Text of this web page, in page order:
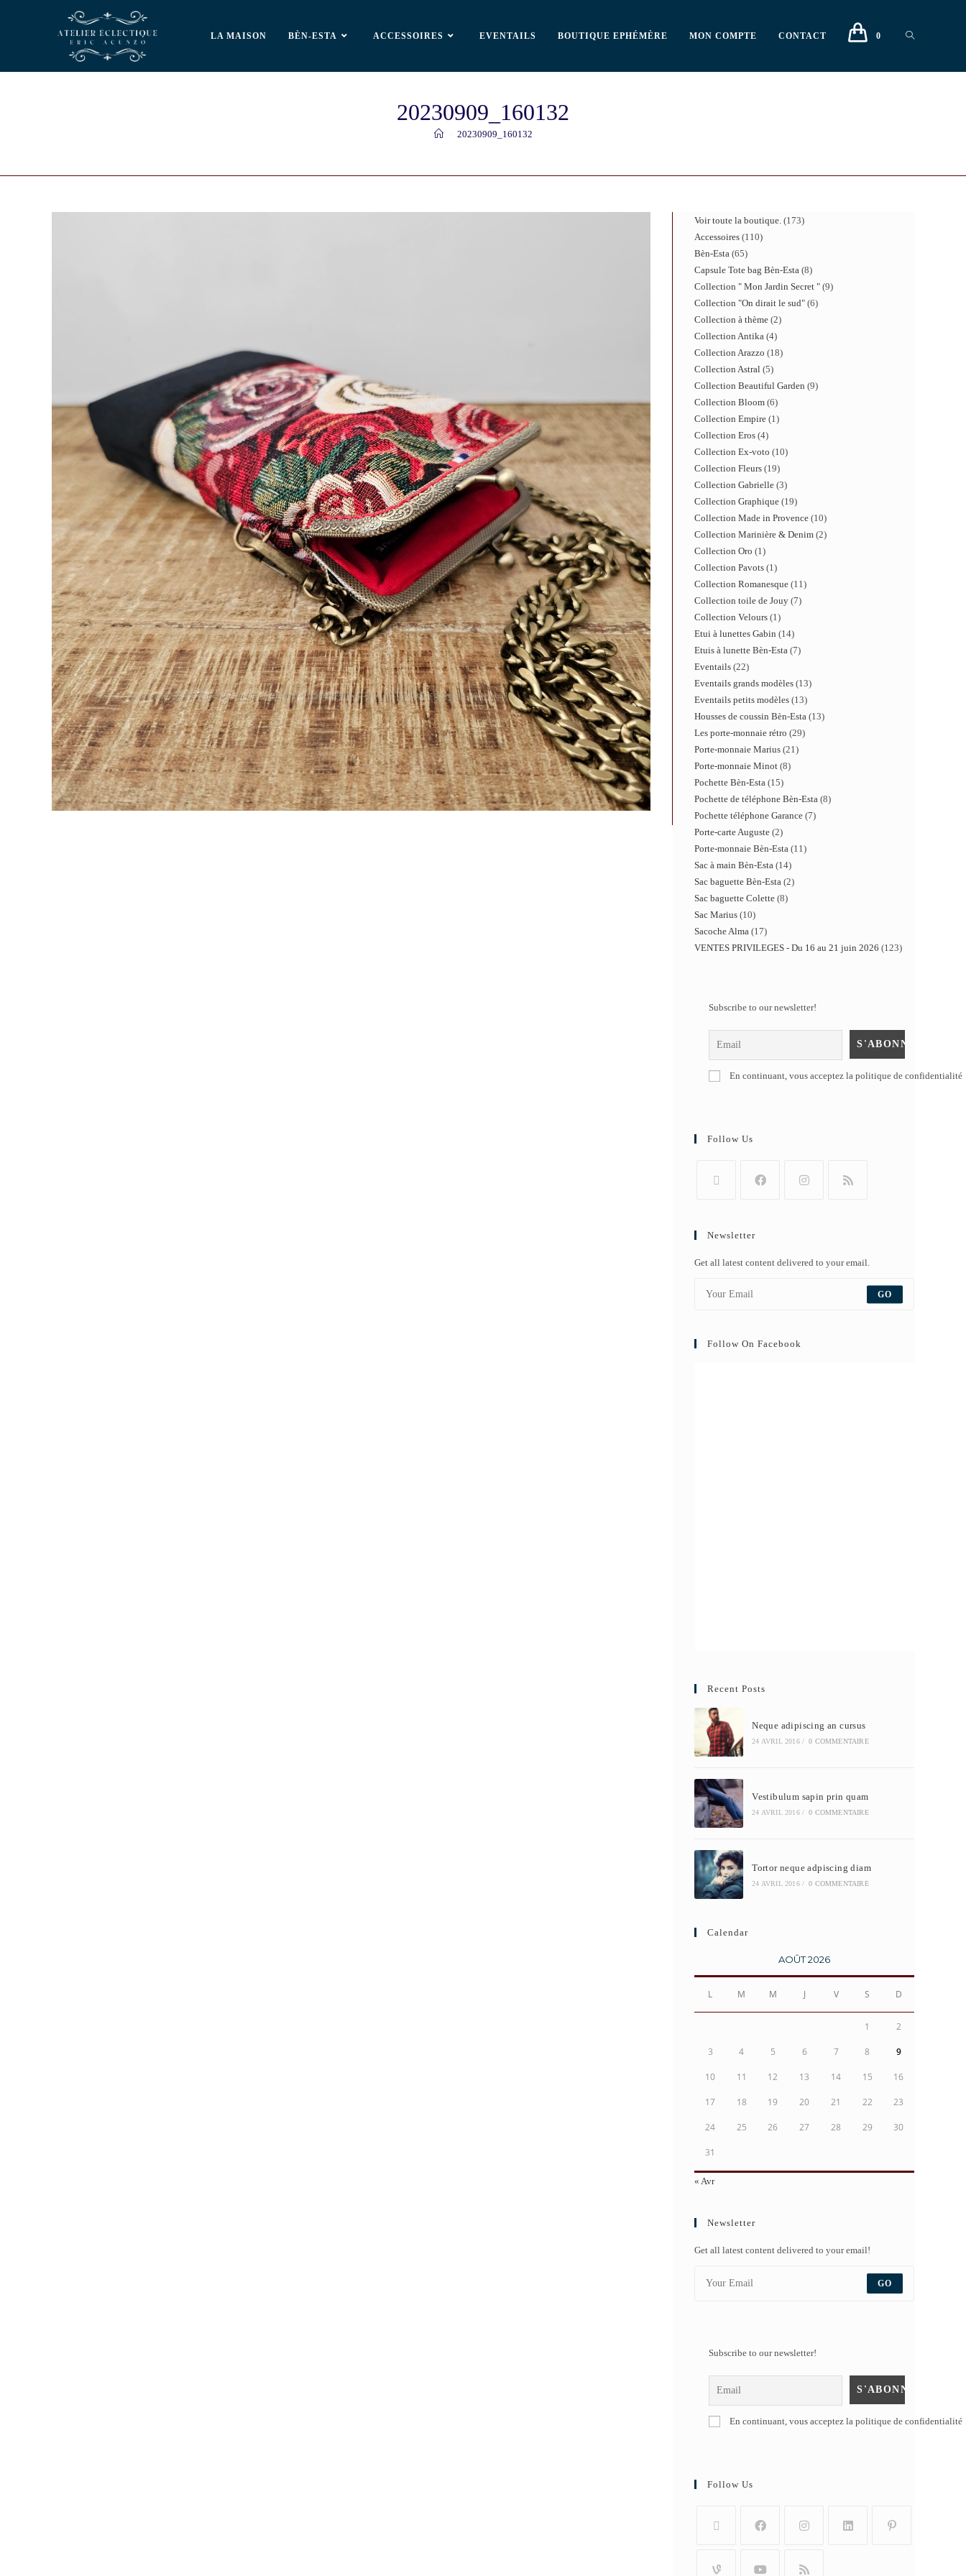
LA MAISON BÈN-ESTA ACCESSOIRES EVENTAILS BOUTIQUE EPHÉMÈRE MON COMPTE CONTACT 0
20230909_160132
20230909_160132
Voir toute la boutique. 173
Accessoires 110
Bèn-Esta 65
Capsule Tote bag Bèn-Esta 8
Collection " Mon Jardin Secret " 9
Collection "On dirait le sud" 6
Collection à thème 2
Collection Antika 4
Collection Arazzo 18
Collection Astral 5
Collection Beautiful Garden 9
Collection Bloom 6
Collection Empire 1
Collection Eros 4
Collection Ex-voto 10
Collection Fleurs 19
Collection Gabrielle 3
Collection Graphique 19
Collection Made in Provence 10
Collection Marinière & Denim 2
Collection Oro 1
Collection Pavots 1
Collection Romanesque 11
Collection toile de Jouy 7
Collection Velours 1
Etui à lunettes Gabin 14
Etuis à lunette Bèn-Esta 7
Eventails 22
Eventails grands modèles 13
Eventails petits modèles 13
Housses de coussin Bèn-Esta 13
Les porte-monnaie rétro 29
Porte-monnaie Marius 21
Porte-monnaie Minot 8
Pochette Bèn-Esta 15
Pochette de téléphone Bèn-Esta 8
Pochette téléphone Garance 7
Porte-carte Auguste 2
Porte-monnaie Bèn-Esta 11
Sac à main Bèn-Esta 14
Sac baguette Bèn-Esta 2
Sac baguette Colette 8
Sac Marius 10
Sacoche Alma 17
VENTES PRIVILEGES - Du 16 au 21 juin 2026 123
Subscribe to our newsletter!
En continuant, vous acceptez la politique de confidentialité
Follow Us
Newsletter
Get all latest content delivered to your email.
GO
Follow On Facebook
Recent Posts
Neque adipiscing an cursus
24 AVRIL 2016 / 0 COMMENTAIRE
Vestibulum sapin prin quam
24 AVRIL 2016 / 0 COMMENTAIRE
Tortor neque adpiscing diam
24 AVRIL 2016 / 0 COMMENTAIRE
Calendar
AOÛT 2026
L M M J V S D
1 2
3 4 5 6 7 8 9
10 11 12 13 14 15 16
17 18 19 20 21 22 23
24 25 26 27 28 29 30
31
« Avr
Newsletter
Get all latest content delivered to your email!
GO
Subscribe to our newsletter!
En continuant, vous acceptez la politique de confidentialité
Follow Us